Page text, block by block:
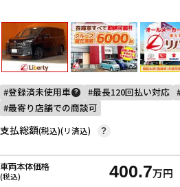
登録済未使用車 ? 最長120回払い対応
最寄り店舗での商談可
支払総額(税込)(リ済込) ?
車両本体価格
(税込) 400.7万円